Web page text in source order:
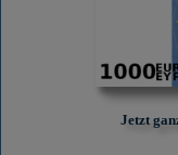
Jetzt